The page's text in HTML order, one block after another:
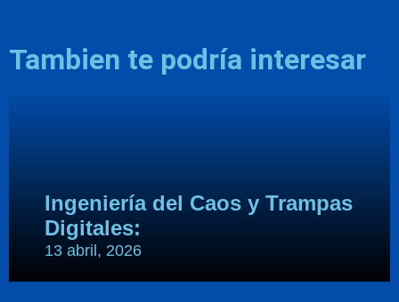
Tambien te podría interesar
Ingeniería del Caos y Trampas
Digitales:
13 abril, 2026